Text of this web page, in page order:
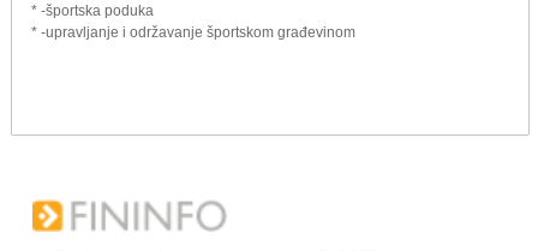
* -športska poduka
* -upravljanje i održavanje športskom građevinom